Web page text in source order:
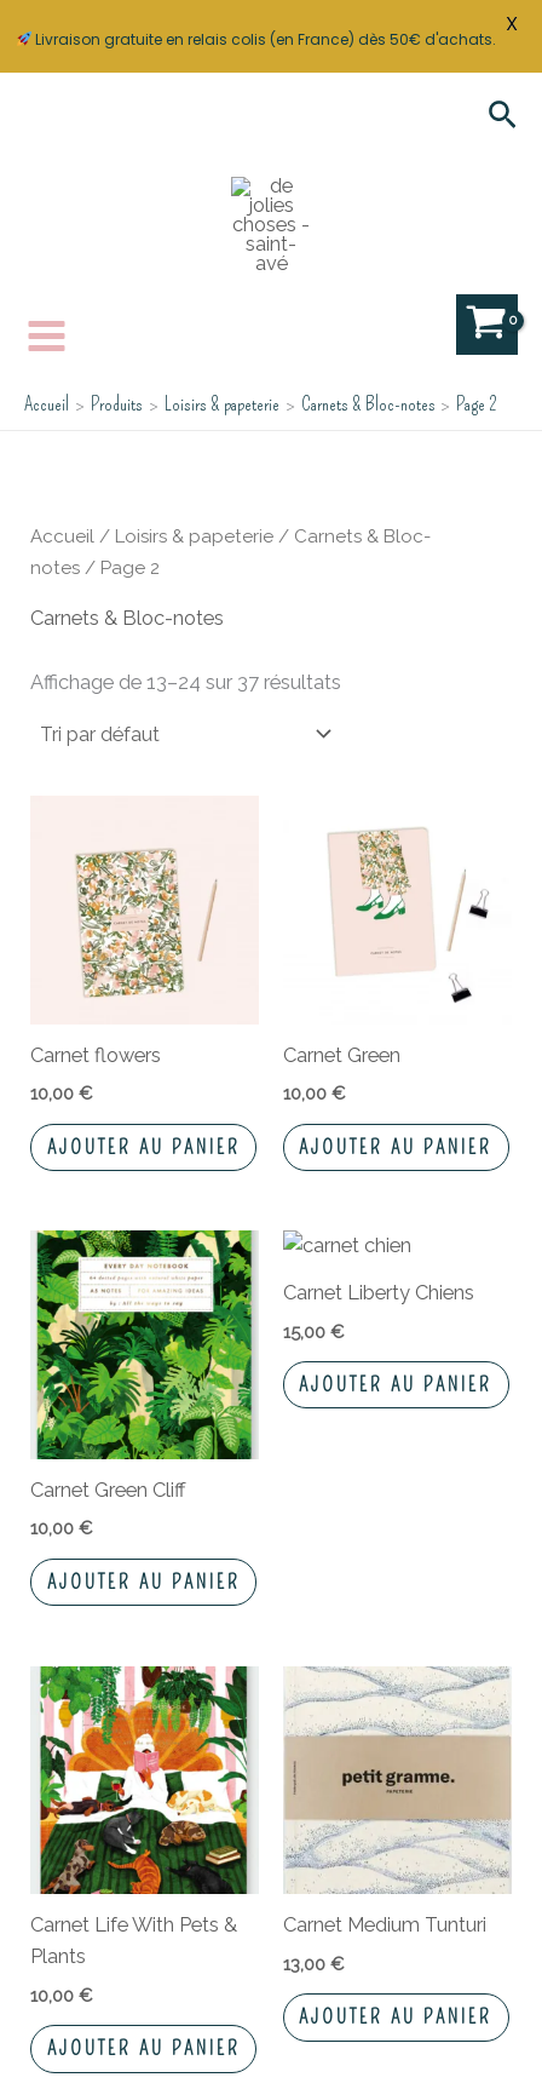
Accueil Produits Loisirs & papeterie Carnets & Bloc-notes Page 2
Accueil / Loisirs & papeterie / Carnets & Bloc-
notes / Page 2
Carnets & Bloc-notes
Affichage de 13–24 sur 37 résultats
Carnet flowers
10,00€
AJOUTER AU PANIER
Carnet Green
10,00 €
AJOUTER AU PANIER
Carnet Green Cliff
10,00€
AJOUTER AU PANIER
Carnet Liberty Chiens
15,00 €
AJOUTER AU PANIER
Carnet Life With Pets &
Plants
10,00€
AJOUTER AU PANIER
Carnet Medium Tunturi
13,00 €
AJOUTER AU PANIER
Livraison gratuite en relais colis (en France) dès 50€ d'achats.
X